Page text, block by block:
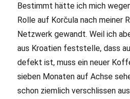
Bestimmt hätte ich mich
Rolle auf Korčula nach meiner
Netzwerk gewandt. Weil ich
aus Kroatien feststelle, dass
defekt ist, muss ein neuer
sieben Monaten auf Achse
schon ziemlich verschlissen